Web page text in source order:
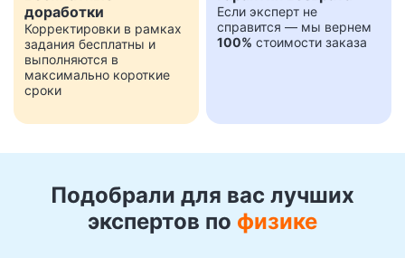
доработки
Корректировки в рамках
задания бесплатны и
выполняются в
максимально короткие
сроки
Если эксперт не
справится — мы вернем
100% стоимости заказа
Подобрали для вас лучших
экспертов по физике